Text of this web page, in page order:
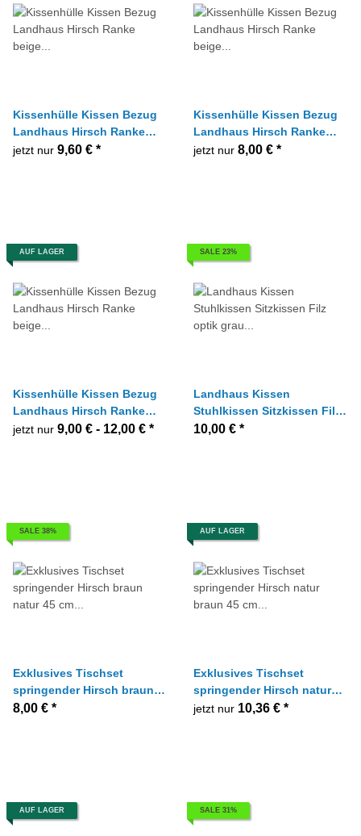
Kissenhülle Kissen Bezug
Landhaus Hirsch Ranke
beige grün 50 x 50 cm
jetzt nur 9,60 € *
Kissenhülle Kissen Bezug
Landhaus Hirsch Ranke
beige rot 40 x 40 cm
jetzt nur 8,00 € *
AUF LAGER
Kissenhülle Kissen Bezug
Landhaus Hirsch Ranke
beige rot 40x40 50x50 cm
jetzt nur 9,00 € - 12,00 € *
SALE 23%
Landhaus Kissen
Stuhlkissen Sitzkissen Filz
optik grau inkl.
10,00 € *
SALE 38%
Exklusives Tischset
springender Hirsch braun
natur 45 cm x 35 cm
8,00 € *
AUF LAGER
Exklusives Tischset
springender Hirsch natur
braun 45 cm x 35 cm
jetzt nur 10,36 € *
AUF LAGER SALE 31%